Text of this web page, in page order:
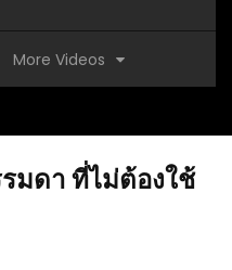
More Videos
มดา ที่ไม่ต้องใช้